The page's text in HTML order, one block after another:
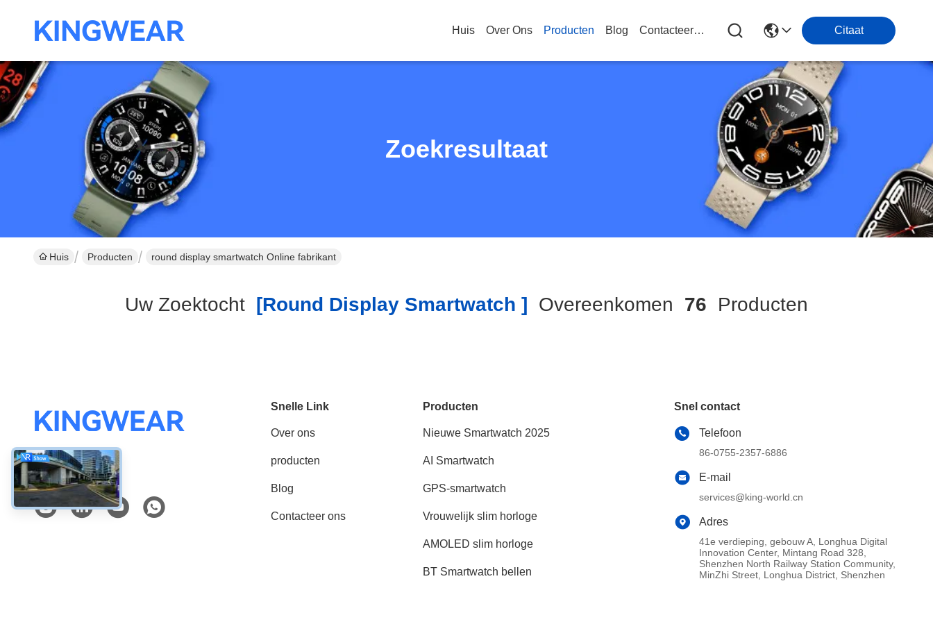
Huis Over Ons Producten Blog Contacteer Ons Citaat
Zoekresultaat
Huis Producten round display smartwatch Online fabrikant
Uw Zoektocht [round Display Smartwatch ] Overeenkomen 76 Producten
Sociale media
Snelle Link
Over ons
producten
Blog
Contacteer ons
Producten
Nieuwe Smartwatch 2025
AI Smartwatch
GPS-smartwatch
Vrouwelijk slim horloge
AMOLED slim horloge
BT Smartwatch bellen
Snel contact
Telefoon
86-0755-2357-6886
E-mail
services@king-world.cn
Adres
41e verdieping, gebouw A, Longhua Digital
Innovation Center, Mintang Road 328,
Shenzhen North Railway Station Community,
MinZhi Street, Longhua District, Shenzhen